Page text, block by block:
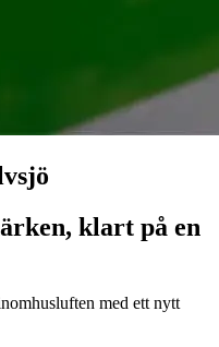
klart på en
med ett nytt